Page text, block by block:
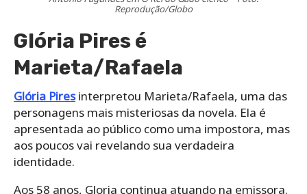
Reprodução/Globo
Glória Pires é
Marieta/Rafaela
Glória Piresinterpretou Marieta/Rafaela, uma das
personagens mais misteriosas da novela. Ela é
apresentada ao público como uma impostora, mas
aos poucos vai revelando sua verdadeira
identidade.
Aos 58 anos, Gloria continua atuando na emissora.